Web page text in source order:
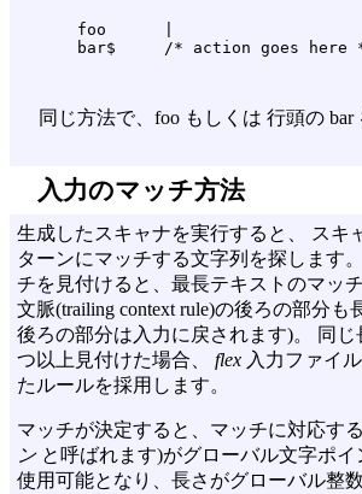
    foo      |
同じ方法で、foo もしくは 行頭の bar
入力のマッチ方法
生成したスキャナを実行すると、 スキ
ターンにマッチする文字列を探します
チを見付けると、最長テキストのマッ
文脈(trailing context rule)の後ろの部分も
後ろの部分は入力に戻されます)。 同じ
つ以上見付けた場合、 flex 入力ファイ
たルールを採用します。
マッチが決定すると、マッチに対応す
ンと呼ばれます)がグローバル文字ポイ
使用可能となり、長さがグローバル整数